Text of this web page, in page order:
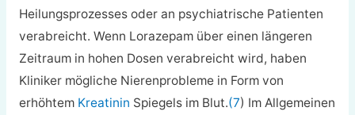
Heilungsprozesses oder an psychiatrische Patienten
verabreicht. Wenn Lorazepam über einen längeren
Zeitraum in hohen Dosen verabreicht wird, haben
Kliniker mögliche Nierenprobleme in Form von
erhöhtem Kreatinin Spiegels im Blut.(7) Im Allgemeinen